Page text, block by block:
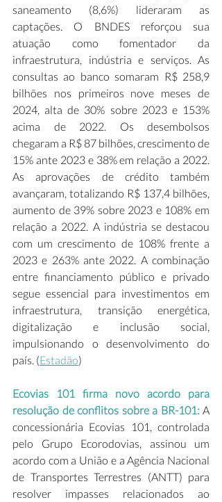
saneamento (8,6%) lideraram as
captações. O BNDES reforçou sua
atuação como fomentador da
infraestrutura, indústria e serviços. As
consultas ao banco somaram R$ 258,9
bilhões nos primeiros nove meses de
2024, alta de 30% sobre 2023 e 153%
acima de 2022. Os desembolsos
chegaram a R$ 87 bilhões, crescimento de
15% ante 2023 e 38% em relação a 2022.
As aprovações de crédito também
avançaram, totalizando R$ 137,4 bilhões,
aumento de 39% sobre 2023 e 108% em
relação a 2022. A indústria se destacou
com um crescimento de 108% frente a
2023 e 263% ante 2022. A combinação
entre financiamento público e privado
segue essencial para investimentos em
infraestrutura, transição energética,
digitalização e inclusão social,
impulsionando o desenvolvimento do
país. (Estadão)
Ecovias 101 firma novo acordo para
resolução de conflitos sobre a BR-101: A
concessionária Ecovias 101, controlada
pelo Grupo Ecorodovias, assinou um
acordo com a União e a Agência Nacional
de Transportes Terrestres (ANTT) para
resolver impasses relacionados ao